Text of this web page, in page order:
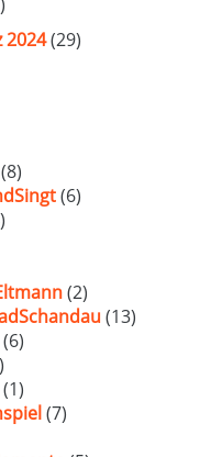
2024(29)
(8)
(6)
(2)
(13)
(6)
(1)
(7)